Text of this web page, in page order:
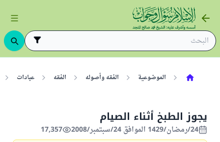
الموضوعية الفقه وأصوله الفقه عبادات
يجوز الطبخ أثناء الصيام
24/رمضان/1429 الموافق 24/سبتمبر/2008 17,357